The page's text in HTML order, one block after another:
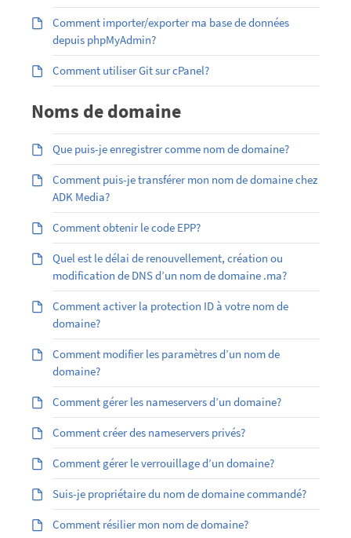
Comment importer/exporter ma base de données
depuis phpMyAdmin?
Comment utiliser Git sur cPanel?
Noms de domaine
Que puis-je enregistrer comme nom de domaine?
Comment puis-je transférer mon nom de domaine chez
ADK Media?
Comment obtenir le code EPP?
Quel est le délai de renouvellement, création ou
modification de DNS d’un nom de domaine .ma?
Comment activer la protection ID à votre nom de
domaine?
Comment modifier les paramètres d’un nom de
domaine?
Comment gérer les nameservers d’un domaine?
Comment créer des nameservers privés?
Comment gérer le verrouillage d’un domaine?
Suis-je propriétaire du nom de domaine commandé?
Comment résilier mon nom de domaine?